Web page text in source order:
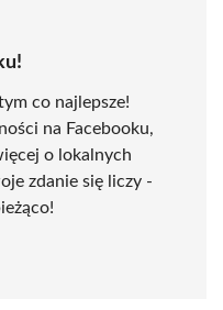
co najlepsze!
na Facebooku,
o lokalnych
zdanie się liczy -